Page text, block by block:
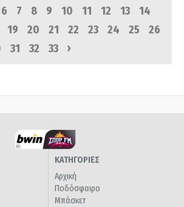
6 7 8 9 10 11 12 13
14
19 20 21 22 23 24 25
26
31 32 33 ›
ΚΑΤΗΓΟΡΙΕΣ
Αρχική
Ποδόσφαιρο
Μπάσκετ